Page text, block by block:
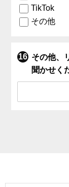
TikTok
その他
その他、
聞かせく